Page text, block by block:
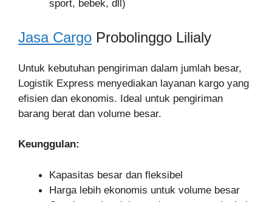
sport, bebek, dll)
Jasa Cargo Probolinggo Lilialy
Untuk kebutuhan pengiriman dalam jumlah besar,
Logistik Express menyediakan layanan kargo yang
efisien dan ekonomis. Ideal untuk pengiriman
barang berat dan volume besar.
Keunggulan:
Kapasitas besar dan fleksibel
Harga lebih ekonomis untuk volume besar